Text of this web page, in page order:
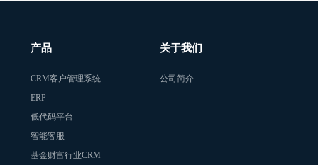
产品
CRM客户管理系统
ERP
低代码平台
智能客服
基金财富行业CRM
关于我们
公司简介